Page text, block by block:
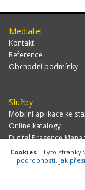
Mediatel
Kontakt
Reference
Obchodní podmínky
Služby
Mobilní aplikace ke
Online katalogy
Digital Presence
Více zákazníků
© 2026 MEDIATEL
Cookies - Tyto stránky
podrobnosti, jak